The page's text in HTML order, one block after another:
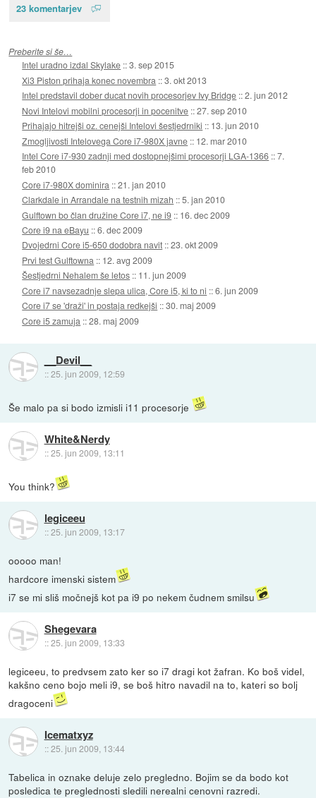
23 komentarjev
Preberite si še…
Intel uradno izdal Skylake ::3. sep 2015
Xi3 Piston prihaja konec novembra ::3. okt 2013
Intel predstavil dober ducat novih procesorjev Ivy Bridge ::2. jun 2012
Novi Intelovi mobilni procesorji in pocenitve ::27. sep 2010
Prihajajo hitrejši oz. cenejši Intelovi šestjedrniki :: 13. jun 2010
Zmogljivosti Intelovega Core i7-980X javne :: 12. mar 2010
Intel Core i7-930 zadnji med dostopnejšimi procesorji LGA-1366 ::7.
feb 2010
Core i7-980X dominira ::21. jan 2010
Clarkdale in Arrandale na testnih mizah ::5. jan 2010
Gulftown bo član družine Core i7, ne i9 :: 16. dec 2009
Core i9 na eBayu ::6. dec 2009
Dvojedrni Core i5-650 dodobra navit ::23. okt 2009
Prvi test Gulftowna :: 12. avg 2009
Šestjedrni Nehalem še letos :: 11. jun 2009
Core i7 navsezadnje slepa ulica, Core i5, ki to ni ::6. jun 2009
Core i7 se 'draži' in postaja redkejši ::30. maj 2009
Core i5 zamuja ::28. maj 2009
__Devil__
::25. jun 2009, 12:59
Še malo pa si bodo izmisli i11 procesorje
White&Nerdy
::25. jun 2009, 13:11
You think?
legiceeu
::25. jun 2009, 13:17
ooooo man!
hardcore imenski sistem
i7 se mi sliš močnejš kot pa i9 po nekem čudnem smilsu
Shegevara
::25. jun 2009, 13:33
legiceeu, to predvsem zato ker so i7 dragi kot žafran. Ko boš videl,
kakšno ceno bojo meli i9, se boš hitro navadil na to, kateri so bolj
dragoceni
Icematxyz
::25. jun 2009, 13:44
Tabelica in oznake deluje zelo pregledno. Bojim se da bodo kot
posledica te preglednosti sledili nerealni cenovni razredi.